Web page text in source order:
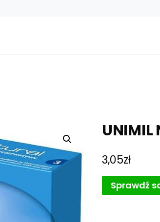
UNIMIL
3,05zł
Sprawdź